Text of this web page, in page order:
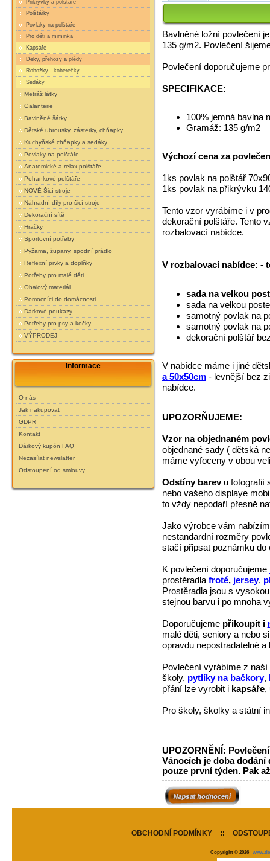
Přikrývky a polštáře
Polštářky
Povlaky na polštáře
Pro děti a miminka
Kapsáře
Deky, přehozy a plédy
Rohožky - koberečky
Sedáky
Metráž látky
Galanterie
Bavlněné šátky
Dětské ubrousky, zásterky, chňapky
Kuchyňské chňapky a sedáky
Povlaky na polštáře
Anatomické a relax polštáře
Pohankové polštáře
NOVÉ Šicí stroje
Náhradní díly pro šicí stroje
Dekorační sítě
Hračky
Sportovní potřeby
Pyžama, župany, spodní prádlo
Reflexní prvky a doplňky
Potřeby pro malé děti
Obalový materiál
Pomocníci do domácnosti
Dárkové poukazy
Potřeby pro psy a kočky
VÝPRODEJ
Informace
O nás
Jak nakupovat
GDPR
Kontakt
Dárkový kupón FAQ
Nezasílat newslatter
Odstoupení od smlouvy
Bavlněné ložní povlečení
135 g/m2. Povlečení
Povlečení doporučujeme
SPECIFIKACE:
100% jemná bavlna
Gramáž: 135 g/m2
Výchozí cena za
1ks povlak na polštář
1ks povlak na přikrývku
Tento vzor vyrábíme i v
dekorační polštáře. Tento
rozbalovací nabídce.
V rozbalovací nabídce: -
sada na velkou
sada na velkou
samotný povlak na
samotný povlak na
dekorační polštář
V nabídce máme i jiné
a 50x50cm- levnější bez
nabídce.
UPOZORŇUJEME:
Vzor na objednaném
objednané sady ( dětská
máme vyfoceny v obou
Odstíny barevu fotografií
nebo vašeho displaye
to vždy nepodaří přesně
Jako výrobce vám
nestandardní rozměry
stačí připsat poznámku
K povlečení doporučujeme
prostěradla froté, jersey,
Prostěradla jsou s
stejnou barvu i po mnoha
Doporučujemepřikoupit i
malé děti, seniory a nebo
opravdu nepostradatelné
Povlečení vyrábíme z
školy, pytlíky na bačkory,
přání lze vyrobit i kapsáře,
Pro školy, školky a státní
UPOZORNĚNÍ:
Vánocích je doba
pouze první týden. Pak
OBCHODNÍ PODMÍNKY ::
Copyright © 2026